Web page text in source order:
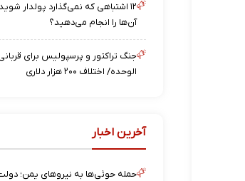
۱۲ اشتباهی که نمی‌گذارد پولدار
آن‌ها را انجام می‌دهید؟
جنگ تراکتور و پرسپولیس برای
الوحده/ اختلاف ۲۰۰ هزار دلاری
آخرین اخبار